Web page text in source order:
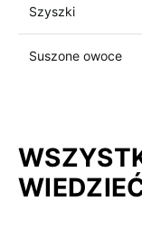
Szyszki
Suszone owoce